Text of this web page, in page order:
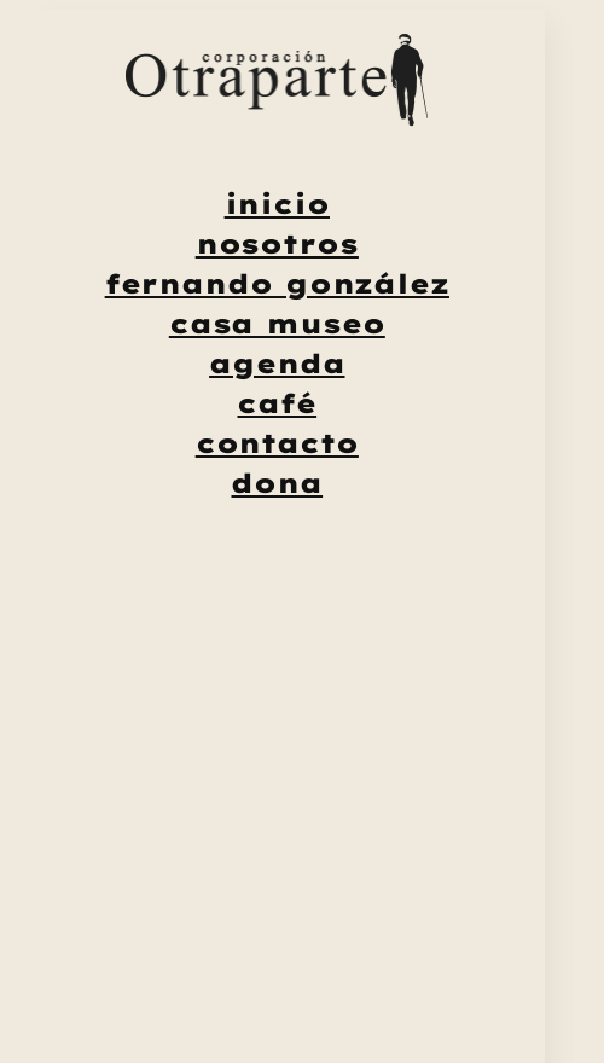
inicio
nosotros
fernando gonzález
casa museo
agenda
café
contacto
dona